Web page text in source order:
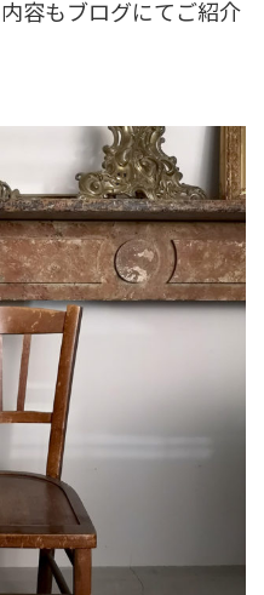
容もブログにてご紹介